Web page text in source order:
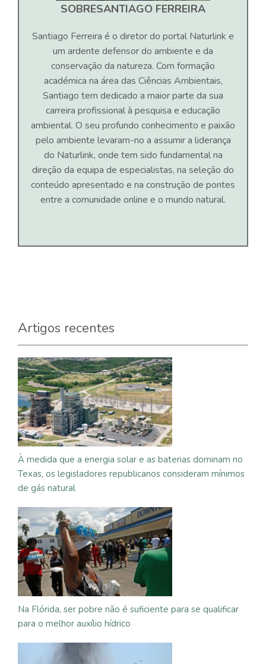
SOBRESANTIAGO FERREIRA
Santiago Ferreira é o diretor do portal Naturlink e
um ardente defensor do ambiente e da
conservação da natureza. Com formação
académica na área das Ciências Ambientais,
Santiago tem dedicado a maior parte da sua
carreira profissional à pesquisa e educação
ambiental. O seu profundo conhecimento e paixão
pelo ambiente levaram-no a assumir a liderança
do Naturlink, onde tem sido fundamental na
direção da equipa de especialistas, na seleção do
conteúdo apresentado e na construção de pontes
entre a comunidade online e o mundo natural.
Artigos recentes
À medida que a energia solar e as baterias dominam no
Texas, os legisladores republicanos consideram mínimos
de gás natural
Na Flórida, ser pobre não é suficiente para se qualificar
para o melhor auxílio hídrico